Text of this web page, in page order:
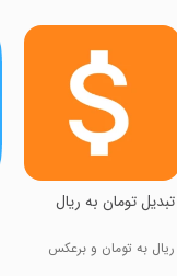
تبدیل تومان به ریال
ریال به تومان و برعکس